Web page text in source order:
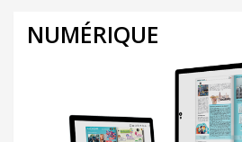
NUMÉRIQUE